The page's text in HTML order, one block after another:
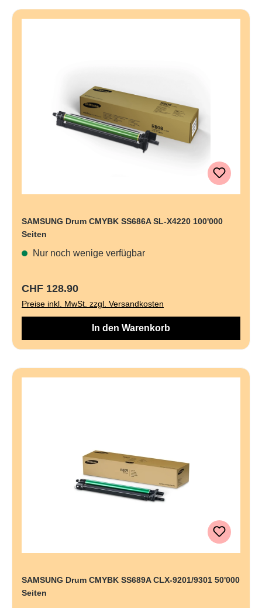
SAMSUNG Drum CMYBK SS686A SL-X4220 100'000
Seiten
Nur noch wenige verfügbar
Regulärer Preis:
CHF 128.90
Preise inkl. MwSt. zzgl. Versandkosten
In den Warenkorb
SAMSUNG Drum CMYBK SS689A CLX-9201/9301 50'000
Seiten